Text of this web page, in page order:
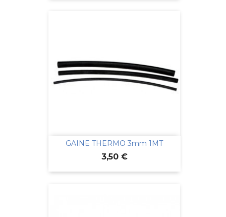
GAINE THERMO 3mm 1MT
Prix
3,50 €